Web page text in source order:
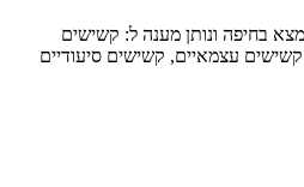
בחיפה ונותן מענה ל: קשישים
עצמאיים, קשישים סיעודיים